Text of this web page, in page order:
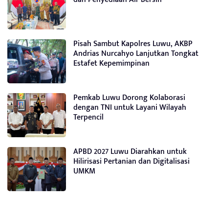
Pisah Sambut Kapolres Luwu, AKBP
Andrias Nurcahyo Lanjutkan Tongkat
Estafet Kepemimpinan
Pemkab Luwu Dorong Kolaborasi
dengan TNI untuk Layani Wilayah
Terpencil
APBD 2027 Luwu Diarahkan untuk
Hilirisasi Pertanian dan Digitalisasi
UMKM